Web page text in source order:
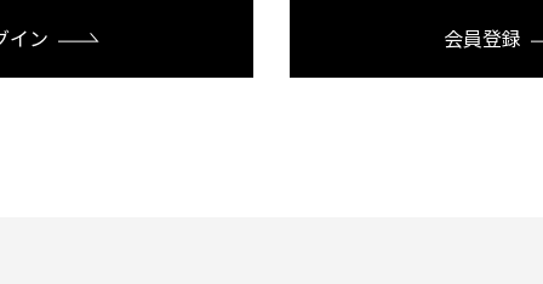
イン 会員登録